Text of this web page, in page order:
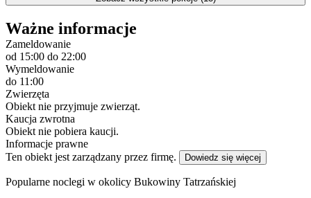
Ważne informacje
Zameldowanie
od 15:00 do 22:00
Wymeldowanie
do 11:00
Zwierzęta
Obiekt nie przyjmuje zwierząt.
Kaucja zwrotna
Obiekt nie pobiera kaucji.
Informacje prawne
Ten obiekt jest zarządzany przez firmę.
Dowiedz się więcej
Popularne noclegi w okolicy Bukowiny Tatrzańskiej